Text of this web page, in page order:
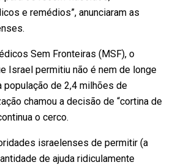
e remédios”, anunciaram as
Sem Fronteiras (MSF), o
Israel permitiu não é nem de longe
população de 2,4 milhões de
chamou a decisão de “cortina de
o cerco.
israelenses de permitir (a
de ajuda ridiculamente